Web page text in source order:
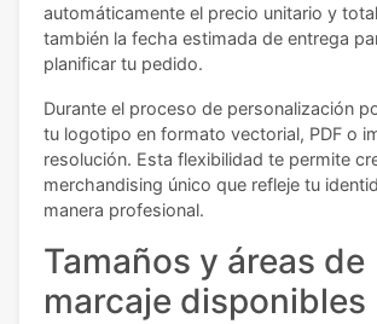
automáticamente el precio unitario y
también la fecha estimada de entrega
planificar tu pedido.
Durante el proceso de personalización
tu logotipo en formato vectorial, PDF o
resolución. Esta flexibilidad te permite
merchandising único que refleje tu
manera profesional.
Tamaños y áreas de
marcaje disponibles